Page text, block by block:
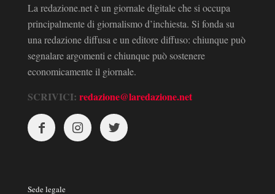
La redazione.net è un giornale digitale che si occupa
principalmente di giornalismo d’inchiesta. Si fonda su
una redazione diffusa e un editore diffuso: chiunque può
segnalare argomenti e chiunque può sostenere
economicamente il giornale.
SCRIVICI: redazione@laredazione.net
Sede legale